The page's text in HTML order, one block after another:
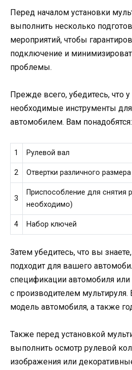
Перед началом установки
выполнить несколько
мероприятий, чтобы
подключение и
проблемы.
Прежде всего, убедитесь, что
необходимые инструменты
автомобилем. Вам понадобятся:
1 Рулевой вал
2 Отвертки различного размера
3
Приспособление для снятия
необходимо)
4 Набор ключей
Затем убедитесь, что вы
подходит для вашего
спецификации автомобиля или
с производителем
модель автомобиля, а также
Также перед установкой
выполнить осмотр рулевой
изображения или